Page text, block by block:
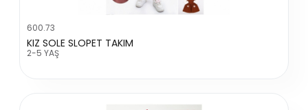
600.73
KIZ SOLE SLOPET TAKIM
2-5 YAŞ